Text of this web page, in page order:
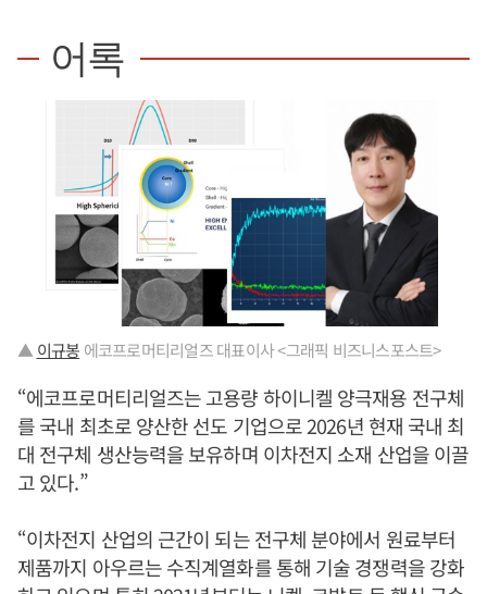
어록
▲ 이규봉 에코프로머티리얼즈 대표이사 <그래픽 비즈니스포스트>
“에코프로머티리얼즈는 고용량 하이니켈 양극재용 전구체
를 국내 최초로 양산한 선도 기업으로 2026년 현재 국내 최
대 전구체 생산능력을 보유하며 이차전지 소재 산업을 이끌
고 있다.”
“이차전지 산업의 근간이 되는 전구체 분야에서 원료부터
제품까지 아우르는 수직계열화를 통해 기술 경쟁력을 강화